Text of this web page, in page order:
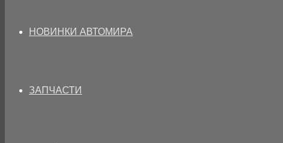
НОВИНКИ АВТОМИРА
ЗАПЧАСТИ